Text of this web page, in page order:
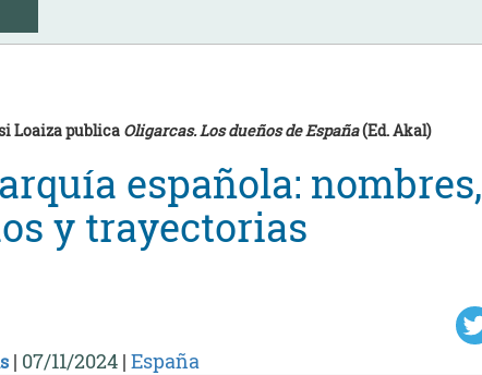
Loaiza publica Oligarcas. Los dueños de España(Ed. Akal)
española: nombres,
y trayectorias
| 07/11/2024 | España